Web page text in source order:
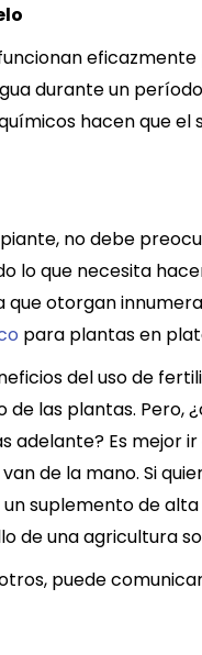
durante un
hacen que
no debe
lo que necesita
otorgan
para plantas en
del uso de
las plantas. Pero,
Es mejor
de la mano. Si
suplemento de
de una agricultura
puede